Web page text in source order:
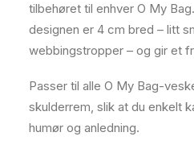
tilbehøret til enhver O My
designen er 4 cm bred – litt
webbingstropper – og gir et
Passer til alle O My Bag-
skulderrem, slik at du enkelt
humør og anledning.